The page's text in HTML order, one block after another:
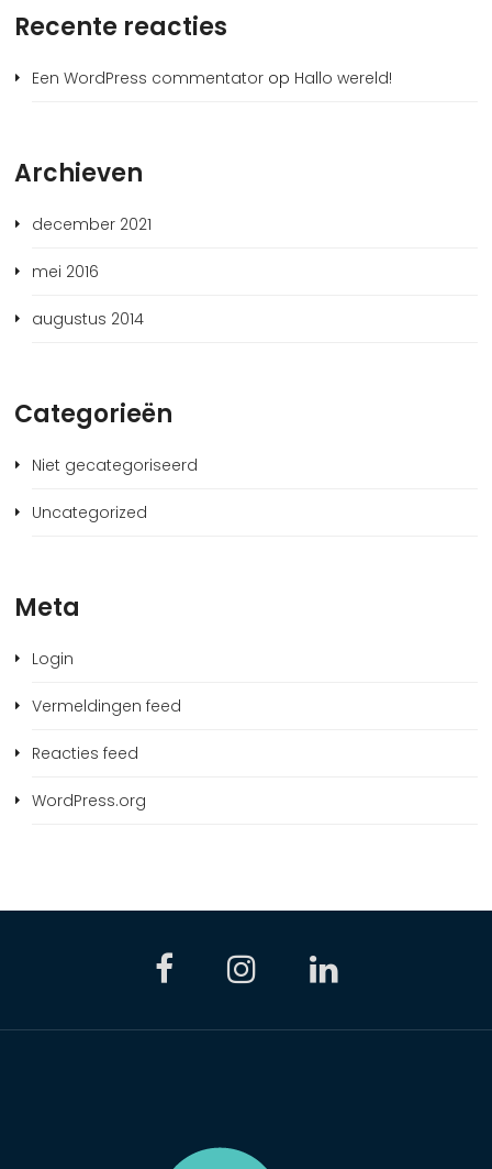
Recente reacties
Een WordPress commentatorop Hallo wereld!
Archieven
december 2021
mei 2016
augustus 2014
Categorieën
Niet gecategoriseerd
Uncategorized
Meta
Login
Vermeldingen feed
Reacties feed
WordPress.org